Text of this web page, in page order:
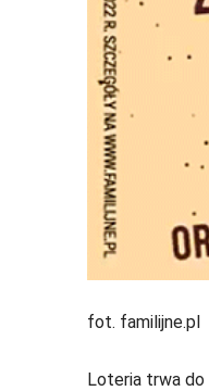
fot. familijne.pl
Loteria trwa do